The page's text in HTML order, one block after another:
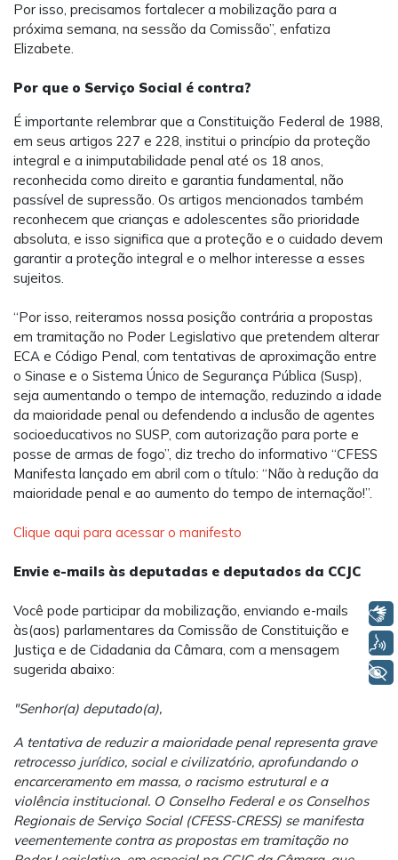
Por isso, precisamos fortalecer a mobilização para a
próxima semana, na sessão da Comissão”, enfatiza
Elizabete.
Por que o Serviço Social é contra?
É importante relembrar que a Constituição Federal de 1988,
em seus artigos 227 e 228, institui o princípio da proteção
integral e a inimputabilidade penal até os 18 anos,
reconhecida como direito e garantia fundamental, não
passível de supressão. Os artigos mencionados também
reconhecem que crianças e adolescentes são prioridade
absoluta, e isso significa que a proteção e o cuidado devem
garantir a proteção integral e o melhor interesse a esses
sujeitos.
“Por isso, reiteramos nossa posição contrária a propostas
em tramitação no Poder Legislativo que pretendem alterar
ECA e Código Penal, com tentativas de aproximação entre
o Sinase e o Sistema Único de Segurança Pública (Susp),
seja aumentando o tempo de internação, reduzindo a idade
da maioridade penal ou defendendo a inclusão de agentes
socioeducativos no SUSP, com autorização para porte e
posse de armas de fogo”, diz trecho do informativo “CFESS
Manifesta lançado em abril com o título: “Não à redução da
maioridade penal e ao aumento do tempo de internação!”.
Clique aqui para acessar o manifesto
Envie e-mails às deputadas e deputados da CCJC
Você pode participar da mobilização, enviando e-mails
às(aos) parlamentares da Comissão de Constituição e
Justiça e de Cidadania da Câmara, com a mensagem
sugerida abaixo:
"Senhor(a) deputado(a),
A tentativa de reduzir a maioridade penal representa grave
retrocesso jurídico, social e civilizatório, aprofundando o
encarceramento em massa, o racismo estrutural e a
violência institucional. O Conselho Federal e os Conselhos
Regionais de Serviço Social (CFESS-CRESS) se manifesta
veementemente contra as propostas em tramitação no
Libras
Voz